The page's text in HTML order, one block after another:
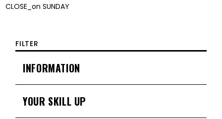
CLOSE_on SUNDAY
FILTER
INFORMATION
YOUR SKILL UP